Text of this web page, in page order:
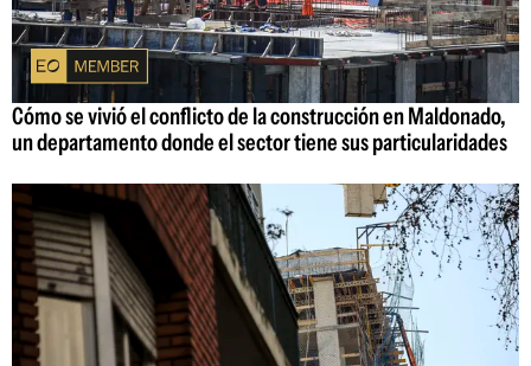
Cómo se vivió el conflicto de la construcción en Maldonado,
un departamento donde el sector tiene sus particularidades